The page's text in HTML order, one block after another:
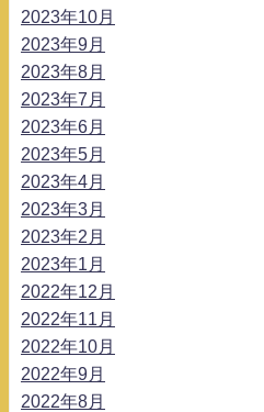
2023年10月
2023年9月
2023年8月
2023年7月
2023年6月
2023年5月
2023年4月
2023年3月
2023年2月
2023年1月
2022年12月
2022年11月
2022年10月
2022年9月
2022年8月